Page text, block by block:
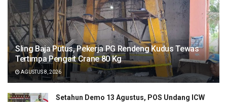
Sling Baja Putus, Pekerja PG Rendeng Kudus Tewas
Tertimpa Pengait Crane 80 Kg
AGUSTUS 8, 2026
Setahun Demo 13 Agustus, POS Undang ICW